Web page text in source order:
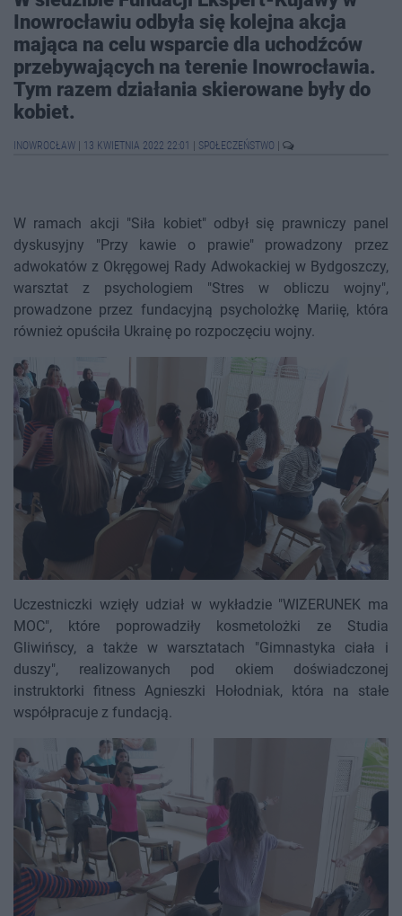
Inowrocławiu odbyła się kolejna akcja
mająca na celu wsparcie dla uchodźców
przebywających na terenie Inowrocławia.
Tym razem działania skierowane były do
kobiet.
INOWROCŁAW 13 KWIETNIA 2022 22:01 SPOŁECZEŃSTWO
W ramach akcji "Siła kobiet" odbył się prawniczy panel
dyskusyjny "Przy kawie o prawie" prowadzony przez
adwokatów z Okręgowej Rady Adwokackiej w Bydgoszczy,
warsztat z psychologiem "Stres w obliczu wojny",
prowadzone przez fundacyjną psycholożkę Mariię, która
również opuściła Ukrainę po rozpoczęciu wojny.
Uczestniczki wzięły udział w wykładzie "WIZERUNEK ma
MOC", które poprowadziły kosmetolożki ze Studia
Gliwińscy, a także w warsztatach "Gimnastyka ciała i
duszy", realizowanych pod okiem doświadczonej
instruktorki fitness Agnieszki Hołodniak, która na stałe
współpracuje z fundacją.